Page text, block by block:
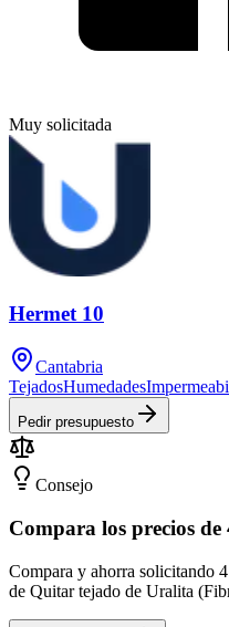
Muy solicitada
Hermet 10
Cantabria
TejadosHumedades
Pedir presupuesto
Consejo
Compara los precios de
Compara y ahorra solicitando
de Quitar tejado de Uralita